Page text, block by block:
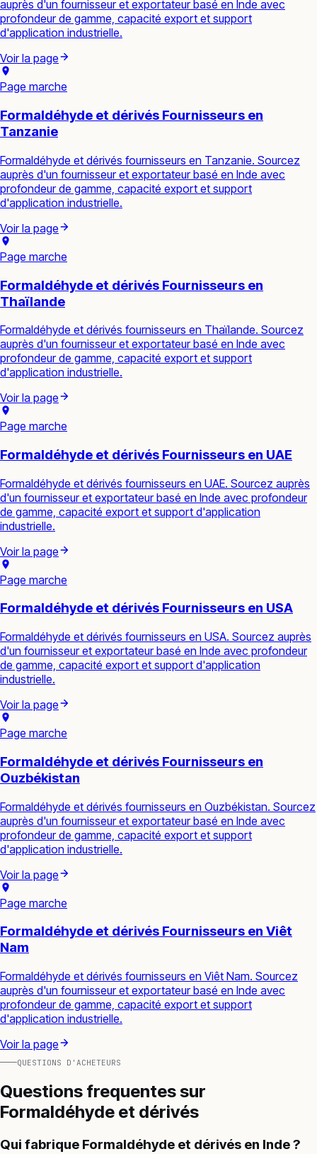
auprès d'un fournisseur et exportateur basé en Inde avec
profondeur de gamme, capacité export et support
d'application industrielle.
Voir la page
Page marche
Formaldéhyde et dérivés Fournisseurs en
Tanzanie
Formaldéhyde et dérivés fournisseurs en Tanzanie. Sourcez
auprès d'un fournisseur et exportateur basé en Inde avec
profondeur de gamme, capacité export et support
d'application industrielle.
Voir la page
Page marche
Formaldéhyde et dérivés Fournisseurs en
Thaïlande
Formaldéhyde et dérivés fournisseurs en Thaïlande. Sourcez
auprès d'un fournisseur et exportateur basé en Inde avec
profondeur de gamme, capacité export et support
d'application industrielle.
Voir la page
Page marche
Formaldéhyde et dérivés Fournisseurs en UAE
Formaldéhyde et dérivés fournisseurs en UAE. Sourcez auprès
d'un fournisseur et exportateur basé en Inde avec profondeur
de gamme, capacité export et support d'application
industrielle.
Voir la page
Page marche
Formaldéhyde et dérivés Fournisseurs en USA
Formaldéhyde et dérivés fournisseurs en USA. Sourcez auprès
d'un fournisseur et exportateur basé en Inde avec profondeur
de gamme, capacité export et support d'application
industrielle.
Voir la page
Page marche
Formaldéhyde et dérivés Fournisseurs en
Ouzbékistan
Formaldéhyde et dérivés fournisseurs en Ouzbékistan. Sourcez
auprès d'un fournisseur et exportateur basé en Inde avec
profondeur de gamme, capacité export et support
d'application industrielle.
Voir la page
Page marche
Formaldéhyde et dérivés Fournisseurs en Viêt
Nam
Formaldéhyde et dérivés fournisseurs en Viêt Nam. Sourcez
auprès d'un fournisseur et exportateur basé en Inde avec
profondeur de gamme, capacité export et support
d'application industrielle.
Voir la page
QUESTIONS D'ACHETEURS
Questions frequentes sur
Formaldéhyde et dérivés
Qui fabrique Formaldéhyde et dérivés en Inde ?